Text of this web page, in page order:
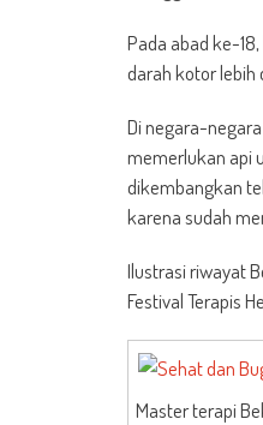
Pada abad ke-
darah kotor lebih
Di negara-
memerlukan api
dikembangkan
karena sudah
Ilustrasi riwayat
Festival Terapis
Master terapi